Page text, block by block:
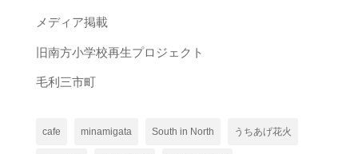
メディア掲載
旧南方小学校再生プロジェクト
毛利三市町
cafe minamigata South in North うちあげ花火